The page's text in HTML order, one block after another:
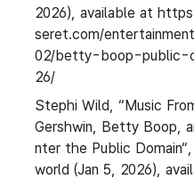
2026), available at
seret.com/
02/betty-boop-public-
26/
Stephi Wild, “Music
Gershwin, Betty Boop,
nter the Public
world (Jan 5, 2026),